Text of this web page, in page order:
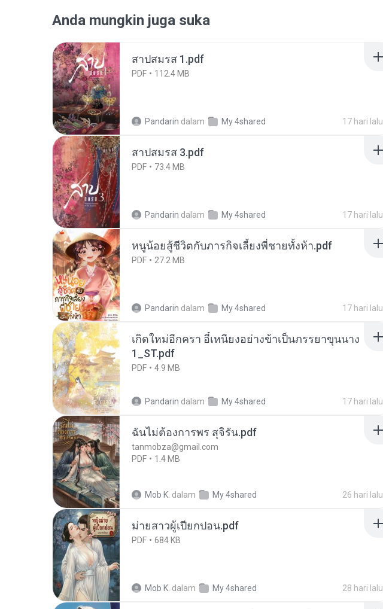
Anda mungkin juga suka
สาปสมรส 1.pdf
PDF 112.4 MB
Pandarin dalam My 4shared 17 hari lalu
สาปสมรส 3.pdf
PDF 73.4 MB
Pandarin dalam My 4shared 17 hari lalu
หนูน้อยสู้ชีวิตกับภารกิจเลี้ยงพี่ชายทั้งห้า.pdf
PDF 27.2 MB
Pandarin dalam My 4shared 17 hari lalu
เกิดใหม่อีกครา อี๋เหนียงอย่างข้าเป็นภรรยาขุนนาง
1_ST.pdf
PDF 4.9 MB
Pandarin dalam My 4shared 17 hari lalu
ฉันไม่ต้องการพร สุจิรัน.pdf
tanmobza@gmail.com
PDF
1.4 MB
Mob K. dalam My 4shared 26 hari lalu
ม่ายสาวผู้เปียกปอน.pdf
PDF 684 KB
Mob K. dalam My 4shared 28 hari lalu